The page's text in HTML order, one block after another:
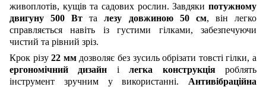
живоплотів, кущів та садових рослин. Завдяки потужному
двигуну 500 Вт талезу довжиною 50 см, він легко
справляється навіть із густими гілками, забезпечуючи
чистий та рівний зріз.
Крок різу22 ммдозволяє без зусиль обрізати товсті гілки, а
ергономічний дизайн ілегка конструкціяроблять
інструмент зручним у використанні. Антивібраційна